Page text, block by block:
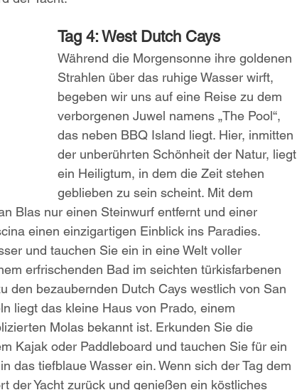
Tag 4: West Dutch Cays
Während die Morgensonne ihre goldenen
Strahlen über das ruhige Wasser wirft,
begeben wir uns auf eine Reise zu dem
verborgenen Juwel namens „The Pool“,
das neben BBQ Island liegt. Hier, inmitten
der unberührten Schönheit der Natur, liegt
ein Heiligtum, in dem die Zeit stehen
geblieben zu sein scheint. Mit dem
Blas nur einen Steinwurf entfernt und einer
einen einzigartigen Einblick ins Paradies.
und tauchen Sie ein in eine Welt voller
erfrischenden Bad im seichten türkisfarbenen
den bezaubernden Dutch Cays westlich von San
liegt das kleine Haus von Prado, einem
Molas bekannt ist. Erkunden Sie die
Kajak oder Paddleboard und tauchen Sie für ein
das tiefblaue Wasser ein. Wenn sich der Tag dem
der Yacht zurück und genießen ein köstliches